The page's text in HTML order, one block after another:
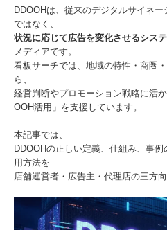
DDOOHは、従来のデジタルサイネ
ではなく、
状況に応じて広告を変化させるシス
メディアです。
看板サーチでは、地域の特性・商圏
ら、
経営判断やプロモーション戦略に活
OOH活用」を支援しています。
本記事では、
DDOOHの正しい定義、仕組み、事
用方法を
店舗運営者・広告主・代理店の三方